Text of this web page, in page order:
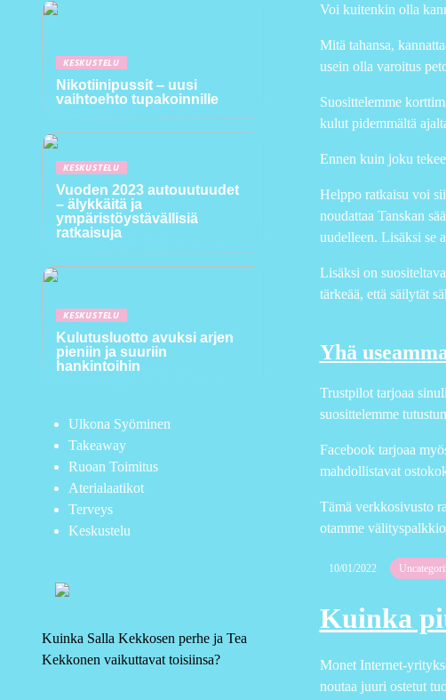
Voi kuitenkin olla
Mitä tahansa,
usein olla varoitus
Suosittelemme
kulut pidemmältä
Ennen kuin joku
Helppo ratkaisu voi
noudattaa Tanskan
uudelleen. Lisäksi se
Lisäksi on
tärkeää, että säilytät
Yhä
Trustpilot tarjoaa
suosittelemme
Facebook tarjoaa
mahdollistavat
Tämä verkkosivusto
otamme
10/01/2022
Kuinka
Monet Internet-
noutaa juuri ostetut
KESKUSTELU
Nikotiinipussit – uusi
vaihtoehto tupakoinnille
KESKUSTELU
Vuoden 2023 autouutuudet
– älykkäitä ja
ympäristöystävällisiä
ratkaisuja
KESKUSTELU
Kulutusluotto avuksi arjen
pieniin ja suuriin
hankintoihin
Ulkona Syöminen
Takeaway
Ruoan Toimitus
Aterialaatikot
Terveys
Keskustelu
Kuinka Salla Kekkosen perhe ja Tea
Kekkonen vaikuttavat toisiinsa?